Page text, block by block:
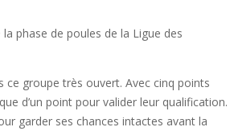
phase de poules de la Ligue des
groupe très ouvert. Avec cinq points
d’un point pour valider leur qualification.
garder ses chances intactes avant la